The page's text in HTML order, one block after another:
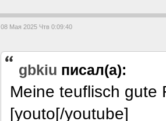
08 Мая 2025 Чтв 0:09:40
gbkiu писал(а):
Meine teuflisch gute
[youto[/youtube]